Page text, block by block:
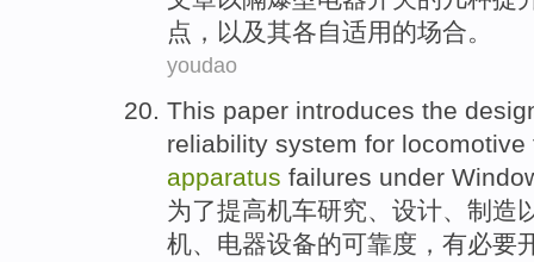
点 ， 以及其各自适用的场合。
youdao
This paper introduces the
reliability system for locomotive
apparatus failures under
为了提高机车研究、 设计、制造
机、 电器设备的可靠度，有必要